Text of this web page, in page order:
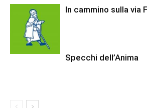
In cammino sulla via
Specchi dell’Anima